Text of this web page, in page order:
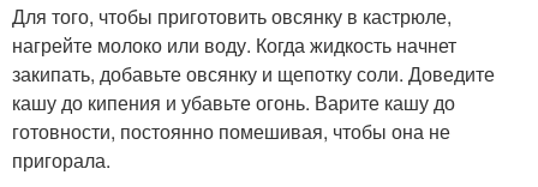
Для того, чтобы приготовить овсянку в кастрюле,
нагрейте молоко или воду. Когда жидкость начнет
закипать, добавьте овсянку и щепотку соли. Доведите
кашу до кипения и убавьте огонь. Варите кашу до
готовности, постоянно помешивая, чтобы она не
пригорала.